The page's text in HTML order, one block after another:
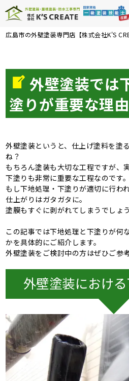
Skip
広島市の外壁塗装専門店【株式会社K'S
外壁塗装では
塗りが重要な理由
外壁塗装というと、仕上げ塗料を塗
ね？
もちろん塗装も大切な工程ですが、
下塗りも非常に重要な工程なのです。
もし下地処理・下塗りが適切に行わ
仕上がりはガタガタに。
塗膜もすぐに剥がれてしまうでしょう
この記事では下地処理と下塗りが何
かを具体的にご紹介します。
外壁塗装をご検討中の方はぜひご参
外壁塗装におけ